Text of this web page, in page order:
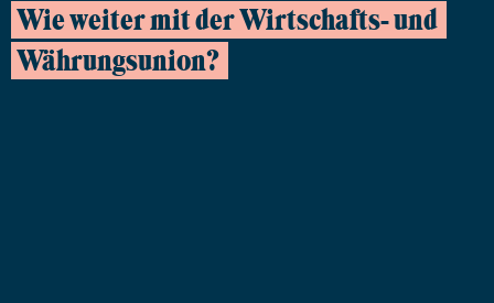
Wie weiter mit der Wirtschafts- und
Währungsunion?